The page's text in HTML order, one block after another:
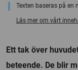
Texten baseras på en
Läs mer om vårt
Ett tak över
beteende. De blir